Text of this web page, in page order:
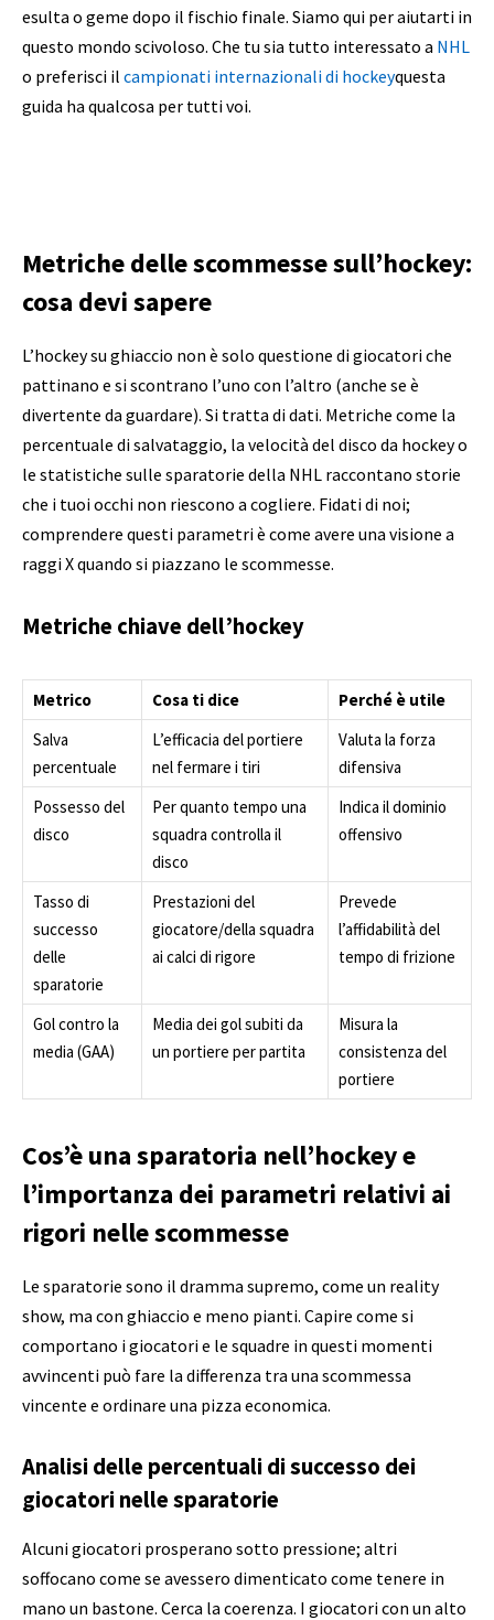
esulta o geme dopo il fischio finale. Siamo qui per aiutarti in
questo mondo scivoloso. Che tu sia tutto interessato a NHL
o preferisci il campionati internazionali di hockeyquesta
guida ha qualcosa per tutti voi.
Metriche delle scommesse sull’hockey:
cosa devi sapere
L’hockey su ghiaccio non è solo questione di giocatori che
pattinano e si scontrano l’uno con l’altro (anche se è
divertente da guardare). Si tratta di dati. Metriche come la
percentuale di salvataggio, la velocità del disco da hockey o
le statistiche sulle sparatorie della NHL raccontano storie
che i tuoi occhi non riescono a cogliere. Fidati di noi;
comprendere questi parametri è come avere una visione a
raggi X quando si piazzano le scommesse.
Metriche chiave dell’hockey
Metrico Cosa ti dice
Perché è utile
Salva
percentuale
L’efficacia del portiere
nel fermare i tiri
Valuta la forza
difensiva
Possesso del
disco
Per quanto tempo una
squadra controlla il
disco
Indica il dominio
offensivo
Tasso di
successo
delle
sparatorie
Prestazioni del
giocatore/della squadra
ai calci di rigore
Prevede
l’affidabilità del
tempo di frizione
Gol contro la
media (GAA)
Media dei gol subiti da
un portiere per partita
Misura la
consistenza del
portiere
Cos’è una sparatoria nell’hockey e
l’importanza dei parametri relativi ai
rigori nelle scommesse
Le sparatorie sono il dramma supremo, come un reality
show, ma con ghiaccio e meno pianti. Capire come si
comportano i giocatori e le squadre in questi momenti
avvincenti può fare la differenza tra una scommessa
vincente e ordinare una pizza economica.
Analisi delle percentuali di successo dei
giocatori nelle sparatorie
Alcuni giocatori prosperano sotto pressione; altri
soffocano come se avessero dimenticato come tenere in
mano un bastone. Cerca la coerenza. I giocatori con un alto